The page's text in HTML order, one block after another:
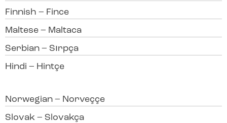
Finnish – Fince
Maltese – Maltaca
Serbian – Sırpça
Hindi – Hintçe
Norwegian – Norveççe
Slovak – Slovakça